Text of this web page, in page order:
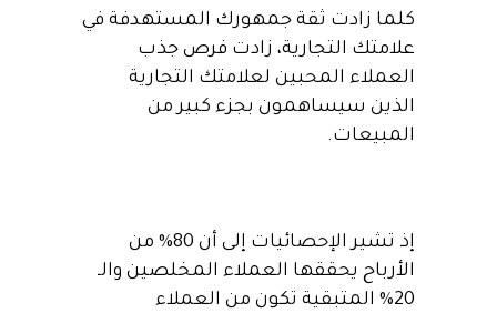
كلما زادت ثقة جمهورك المستهدفة في
علامتك التجارية، زادت فرص جذب
العملاء المحبين لعلامتك التجارية
الذين سيساهمون بجزء كبير من
المبيعات.
إذ تشير الإحصائيات إلى أن 80% من
الأرباح يحققها العملاء المخلصين والـ
20% المتبقية تكون من العملاء